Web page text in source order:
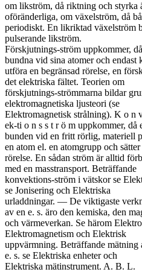
om likström, då riktning och styrka
oföränderliga, om växelström, då
periodiskt. En likriktad växelström
pulserande likström.
Förskjutnings-ström uppkommer,
bundna vid sina atomer och endast
utföra en begränsad rörelse, en
det elektriska fältet. Teorien om
förskjutnings-strömmarna bildar
elektromagnetiska ljusteori (se
Elektromagnetisk strålning). K o n
ek-ti o n s s t r ö m uppkommer, då
bunden vid en fritt rörlig, materiell
en atom el. en atomgrupp och
rörelse. En sådan ström är alltid
med en masstransport. Beträffande
konvektions-ström i vätskor se
se Jonisering och Elektriska
urladdningar. — De viktigaste
av en e. s. äro den kemiska, den
och värmeverkan. Se härom
Elektromagnetism och Elektrisk
uppvärmning. Beträffande mätning
e. s. se Elektriska enheter och
Elektriska mätinstrument. A. B. L.